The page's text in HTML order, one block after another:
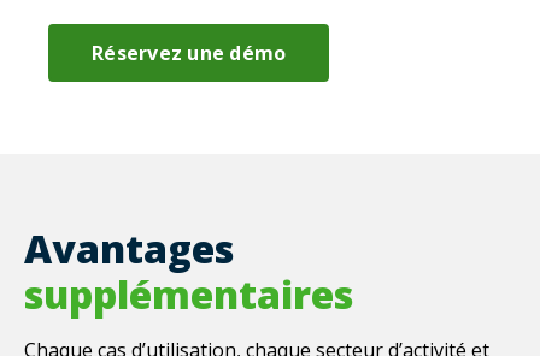
Réservez une démo
Avantages
supplémentaires
Chaque cas d’utilisation, chaque secteur d’activité et